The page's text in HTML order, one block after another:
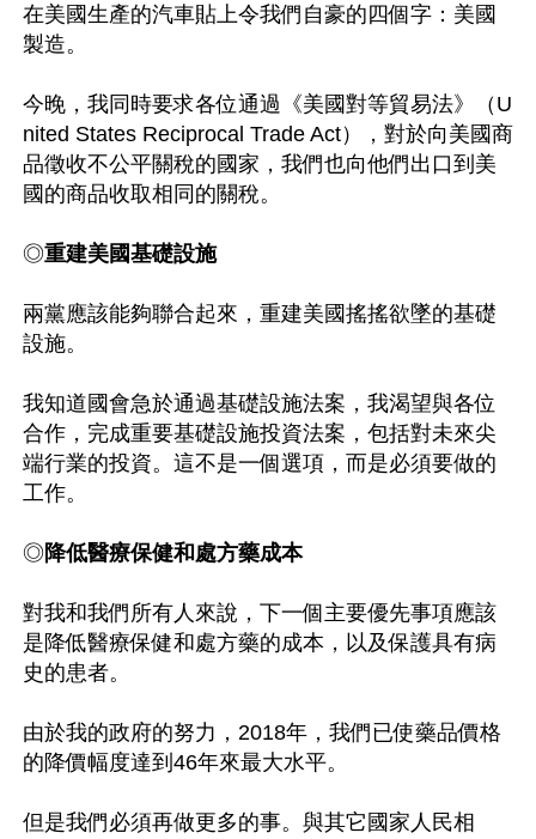
在美國生產的汽車貼上令我們自豪的四個字：美國
製造。
今晚，我同時要求各位通過《美國對等貿易法》（U
nited States Reciprocal Trade Act），對於向美國商
品徵收不公平關稅的國家，我們也向他們出口到美
國的商品收取相同的關稅。
◎重建美國基礎設施
兩黨應該能夠聯合起來，重建美國搖搖欲墜的基礎
設施。
我知道國會急於通過基礎設施法案，我渴望與各位
合作，完成重要基礎設施投資法案，包括對未來尖
端行業的投資。這不是一個選項，而是必須要做的
工作。
◎降低醫療保健和處方藥成本
對我和我們所有人來說，下一個主要優先事項應該
是降低醫療保健和處方藥的成本，以及保護具有病
史的患者。
由於我的政府的努力，2018年，我們已使藥品價格
的降價幅度達到46年來最大水平。
但是我們必須再做更多的事。與其它國家人民相